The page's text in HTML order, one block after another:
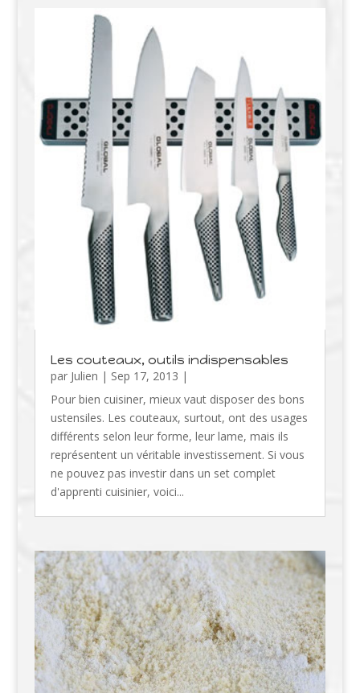
Les couteaux, outils indispensables
par Julien | Sep 17, 2013 |
Pour bien cuisiner, mieux vaut disposer des bons
ustensiles. Les couteaux, surtout, ont des usages
différents selon leur forme, leur lame, mais ils
représentent un véritable investissement. Si vous
ne pouvez pas investir dans un set complet
d'apprenti cuisinier, voici...